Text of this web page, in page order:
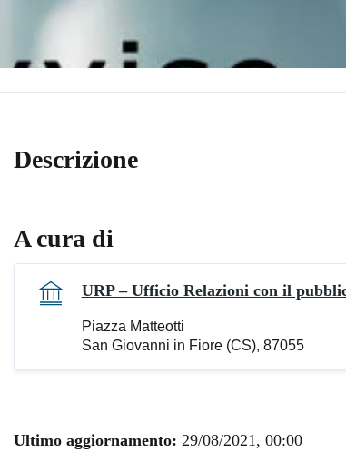
Descrizione
A cura di
URP – Ufficio Relazioni con il
Piazza Matteotti
San Giovanni in Fiore (CS), 87055
Ultimo aggiornamento: 29/08/2021, 00:00